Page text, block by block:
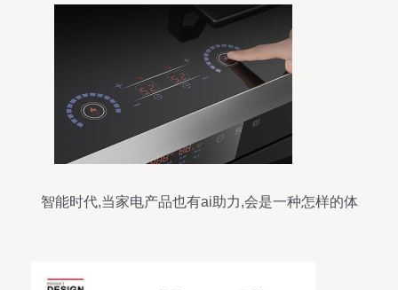
智能时代,当家电产品也有ai助力,会是一种怎样的体